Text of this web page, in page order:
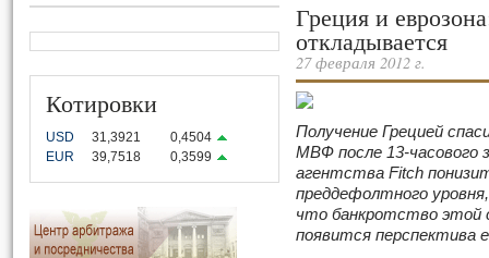
Котировки
USD 31,3921
0,4504
EUR
39,7518 0,3599
Греция и
откладывается
27 февраля 2012 г.
Получение Грецией
МВФ после 13-часового
агентства Fitch
преддефолтного
что банкротство этой
появится перспектива